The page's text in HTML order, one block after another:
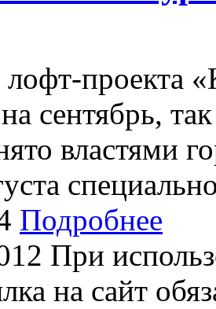
проекта
сентябрь,
властями
Подробнее
При
на сайт